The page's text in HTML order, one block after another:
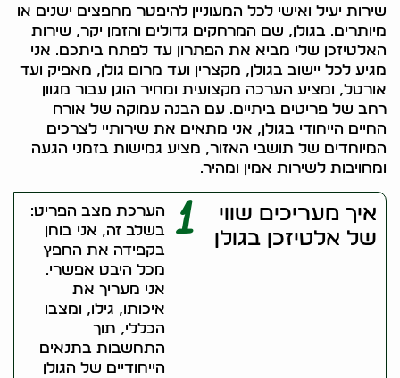
שירות יעיל ואישי לכל המעוניין להיפטר מחפצים ישנים או
מיותרים. בגולן, שם המרחקים גדולים והזמן יקר, שירות
האלטיזכן שלי מביא את הפתרון עד לפתח ביתכם. אני
מגיע לכל יישוב בגולן, מקצרין ועד מרום גולן, מאפיק ועד
אורטל, ומציע הערכה מקצועית ומחיר הוגן עבור מגוון
רחב של פריטים ביתיים. עם הבנה עמוקה של אורח
החיים הייחודי בגולן, אני מתאים את שירותיי לצרכים
המיוחדים של תושבי האזור, מציע גמישות בזמני הגעה
ומחויבות לשירות אמין ומהיר.
איך מעריכים שווי
של אלטיזכן בגולן
1
הערכת מצב הפריט:
בשלב זה, אני בוחן
בקפידה את החפץ
מכל היבט אפשרי.
אני מעריך את
איכותו, גילו, ומצבו
הכללי, תוך
התחשבות בתנאים
הייחודיים של הגולן